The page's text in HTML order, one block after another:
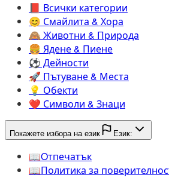
📕️ Всички категории
😊️ Смайлита & Хора
🙈️ Животни & Природа
🍔️ Ядене & Пиене
⚽️ Дейности
🚀️ Пътуване & Места
💡️ Обекти
❤️ Символи & Знаци
Покажете избора на език Език:
📖️Oтпечатък
📖️Политика за